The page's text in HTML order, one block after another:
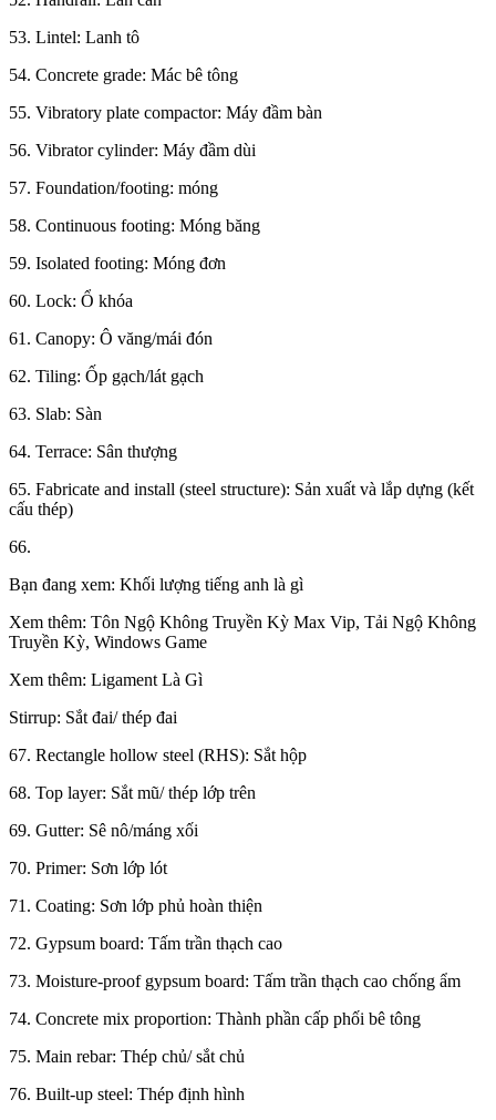
53. Lintel: Lanh tô
54. Concrete grade: Mác bê tông
55. Vibratory plate compactor: Máy đầm bàn
56. Vibrator cylinder: Máy đầm dùi
57. Foundation/footing: móng
58. Continuous footing: Móng băng
59. Isolated footing: Móng đơn
60. Lock: Ổ khóa
61. Canopy: Ô văng/mái đón
62. Tiling: Ốp gạch/lát gạch
63. Slab: Sàn
64. Terrace: Sân thượng
65. Fabricate and install (steel structure): Sản xuất và lắp dựng (kết
cấu thép)
66.
Bạn đang xem: Khối lượng tiếng anh là gì
Xem thêm: Tôn Ngộ Không Truyền Kỳ Max Vip, Tải Ngộ Không
Truyền Kỳ, Windows Game
Xem thêm: Ligament Là Gì
Stirrup: Sắt đai/ thép đai
67. Rectangle hollow steel (RHS): Sắt hộp
68. Top layer: Sắt mũ/ thép lớp trên
69. Gutter: Sê nô/máng xối
70. Primer: Sơn lớp lót
71. Coating: Sơn lớp phủ hoàn thiện
72. Gypsum board: Tấm trần thạch cao
73. Moisture-proof gypsum board: Tấm trần thạch cao chống ẩm
74. Concrete mix proportion: Thành phần cấp phối bê tông
75. Main rebar: Thép chủ/ sắt chủ
76. Built-up steel: Thép định hình